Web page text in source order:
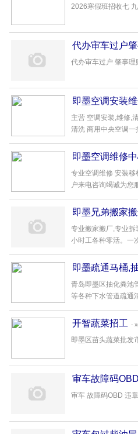
2026寒假班招收七
代办审车过户
代办审车过户 肇事
即墨空调安装
主营 空调安装,维修,
清洗 商用中央空调一
即墨空调维修
专业空调维修 安装
户来电咨询竭诚为您
即墨兄弟搬家
专业搬家搬厂,专业
小时工各种零活。一
即墨疏通马桶,
青岛即墨区抽化粪池
等各种下水管道疏通
开智蔬菜招工 -
即墨区苗头蔬菜批发
审车故障码
审车 故障码OBD 违